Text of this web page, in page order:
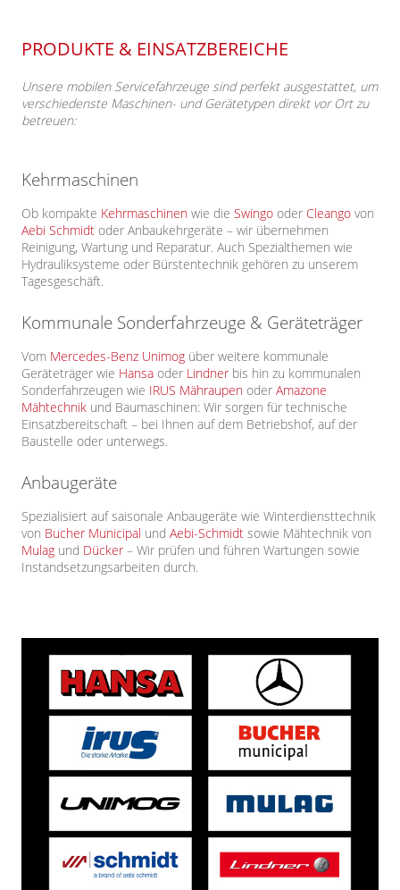
PRODUKTE & EINSATZBEREICHE
Unsere mobilen Servicefahrzeuge sind perfekt ausgestattet, um
verschiedenste Maschinen- und Gerätetypen direkt vor Ort zu
betreuen:
Kehrmaschinen
Ob kompakte Kehrmaschinen wie die Swingo oder Cleango von
Aebi Schmidt oder Anbaukehrgeräte – wir übernehmen
Reinigung, Wartung und Reparatur. Auch Spezialthemen wie
Hydrauliksysteme oder Bürstentechnik gehören zu unserem
Tagesgeschäft.
Kommunale Sonderfahrzeuge & Geräteträger
Vom Mercedes-Benz Unimog über weitere kommunale
Geräteträger wie Hansa oder Lindner bis hin zu kommunalen
Sonderfahrzeugen wie IRUS Mähraupen oder Amazone
Mähtechnik und Baumaschinen: Wir sorgen für technische
Einsatzbereitschaft – bei Ihnen auf dem Betriebshof, auf der
Baustelle oder unterwegs.
Anbaugeräte
Spezialisiert auf saisonale Anbaugeräte wie Winterdiensttechnik
von Bucher Municipal und Aebi-Schmidt sowie Mähtechnik von
Mulag und Dücker – Wir prüfen und führen Wartungen sowie
Instandsetzungsarbeiten durch.